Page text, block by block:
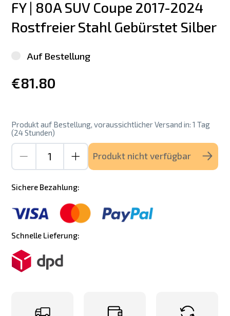
FY | 80A SUV Coupe 2017-2024
Rostfreier Stahl Gebürstet Silber
Auf Bestellung
€81.80
Produkt auf Bestellung, voraussichtlicher Versand in: 1 Tag
(24 Stunden)
Produkt nicht verfügbar
Sichere Bezahlung:
Schnelle Lieferung: